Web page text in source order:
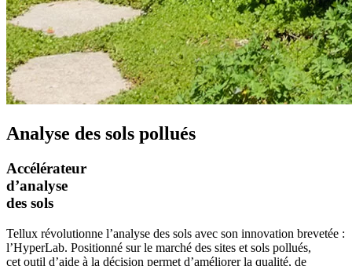
Analyse des sols pollués
Accélérateur
d’analyse
des sols
Tellux révolutionne l’analyse des sols avec son innovation brevetée :
l’HyperLab. Positionné sur le marché des sites et sols pollués,
cet outil d’aide à la décision permet d’améliorer la qualité, de